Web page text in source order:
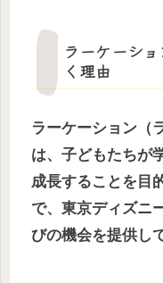
ラーケーシ
く理由
ラーケーション（
は、子どもたちが
成長することを目
で、東京ディズニ
びの機会を提供し